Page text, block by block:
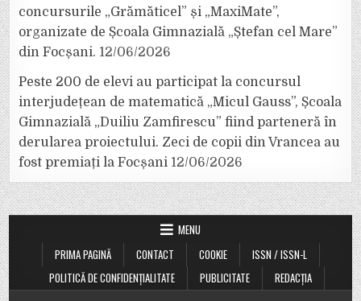
concursurile „Grămăticel” și „MaxiMate”,
organizate de Școala Gimnazială „Ștefan cel Mare”
din Focșani. 12/06/2026
Peste 200 de elevi au participat la concursul
interjudețean de matematică „Micul Gauss”, Școala
Gimnazială „Duiliu Zamfirescu” fiind parteneră în
derularea proiectului. Zeci de copii din Vrancea au
fost premiați la Focșani 12/06/2026
MENU
PRIMA PAGINĂ
CONTACT COOKIE
ISSN / ISSN-L
POLITICĂ DE CONFIDENȚIALITATE
PUBLICITATE REDACȚIA